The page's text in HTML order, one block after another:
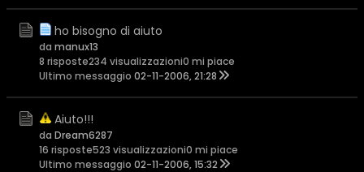
ho bisogno di aiuto
da manux13
8 risposte234 visualizzazioni0 mi piace
Ultimo messaggio 02-11-2006, 21:28
Aiuto!!!
da Dream6287
16 risposte523 visualizzazioni0 mi piace
Ultimo messaggio 02-11-2006, 15:32